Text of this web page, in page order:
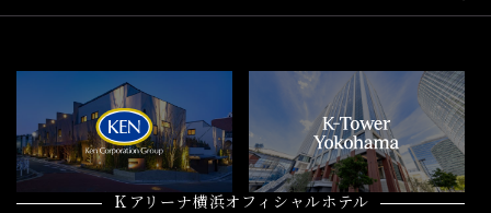
Ｋアリーナ横浜オフィシャルホテル